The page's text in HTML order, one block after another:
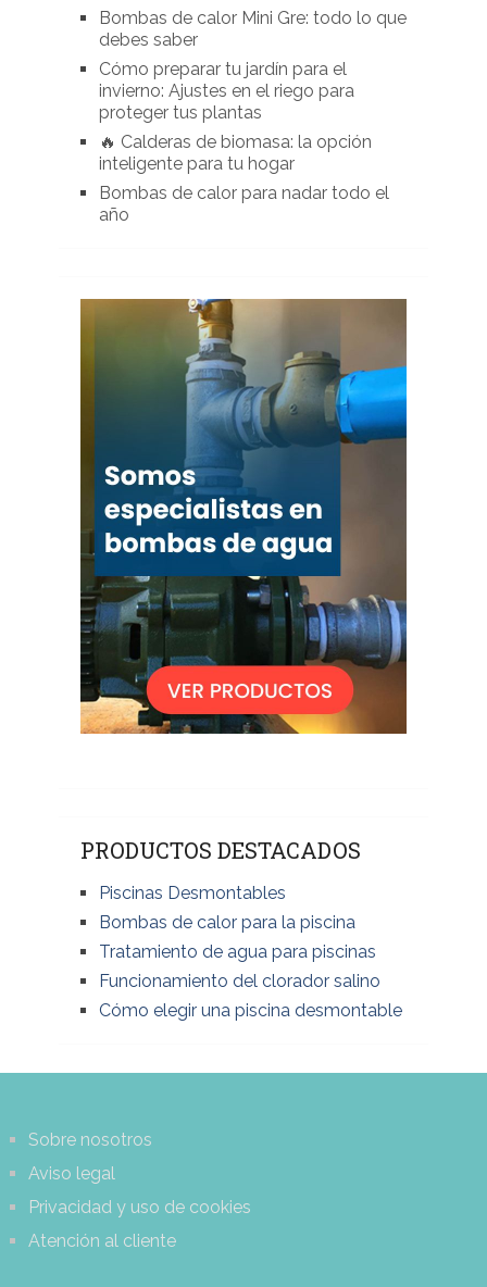
Bombas de calor Mini Gre: todo lo que
debes saber
Cómo preparar tu jardín para el
invierno: Ajustes en el riego para
proteger tus plantas
🔥 Calderas de biomasa: la opción
inteligente para tu hogar
Bombas de calor para nadar todo el
año
PRODUCTOS DESTACADOS
Piscinas Desmontables
Bombas de calor para la piscina
Tratamiento de agua para piscinas
Funcionamiento del clorador salino
Cómo elegir una piscina desmontable
Sobre nosotros
Aviso legal
Privacidad y uso de cookies
Atención al cliente